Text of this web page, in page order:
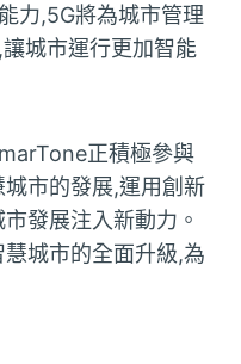
力,5G將為城市管理
城市運行更加智能
正積極參與
市的發展,運用創新
發展注入新動力。
城市的全面升級,為